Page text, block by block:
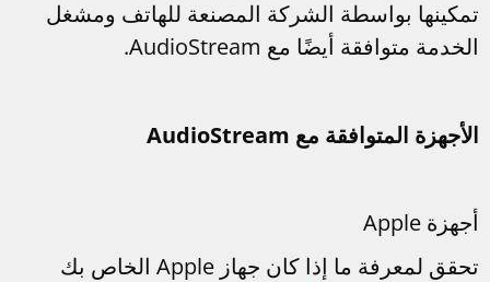
تمكينها بواسطة الشركة المصنعة للهاتف ومشغل
الخدمة متوافقة أيضًا مع AudioStream.
الأجهزة المتوافقة مع AudioStream
أجهزة Apple
تحقق لمعرفة ما إذا كان جهاز Apple الخاص بك